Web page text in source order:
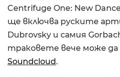
Centrifuge One: New
ще включва руските
Dubrovsky и самия
траковете вече може
Soundcloud.